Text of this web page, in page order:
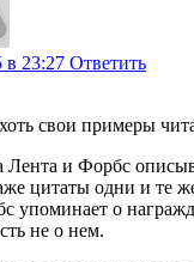
в 23:27 Ответить
свои примеры
Лента и Форбс
цитаты одни и те
упоминает о
не о нем.